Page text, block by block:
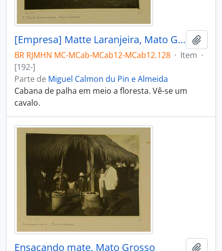
[Empresa] Matte Laranjeira, Mato Grosso
BR RJMHN MC-MCab-MCab12-MCab12.128 · Item ·
[192-]
Parte de Miguel Calmon du Pin e Almeida
Cabana de palha em meio a floresta. Vê-se um
cavalo.
Ensacando mate, Mato Grosso